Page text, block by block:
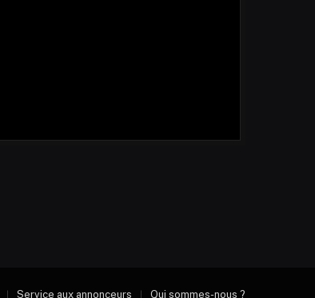
Service aux annonceurs Qui sommes-nous ?